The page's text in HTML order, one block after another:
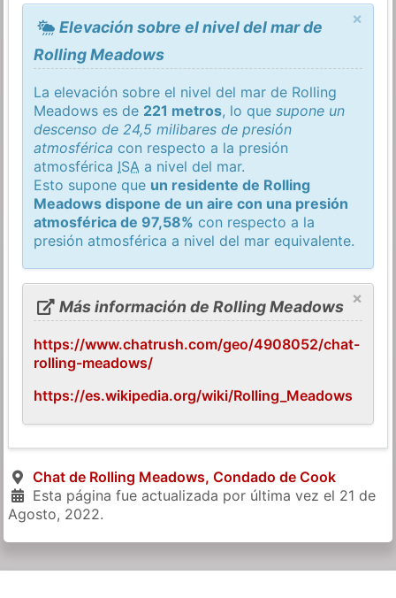
×
Elevación sobre el nivel del mar de
Rolling Meadows
La elevación sobre el nivel del mar de Rolling
Meadows es de 221 metros, lo quesupone un
descenso de 24,5 milibares de presión
atmosférica con respecto a la presión
atmosférica ISA a nivel del mar.
Esto supone que un residente de Rolling
Meadows dispone de un aire con una presión
atmosférica de 97,58% con respecto a la
presión atmosférica a nivel del mar equivalente.
×
Más información de Rolling Meadows
https://www.chatrush.com/geo/4908052/chat-
rolling-meadows/
https://es.wikipedia.org/wiki/Rolling_Meadows
Chat de Rolling Meadows, Condado de Cook
Esta página fue actualizada por última vez el 21 de
Agosto, 2022.